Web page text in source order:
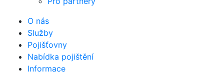
O nás
Služby
Pojišťovny
Nabídka pojištění
Informace